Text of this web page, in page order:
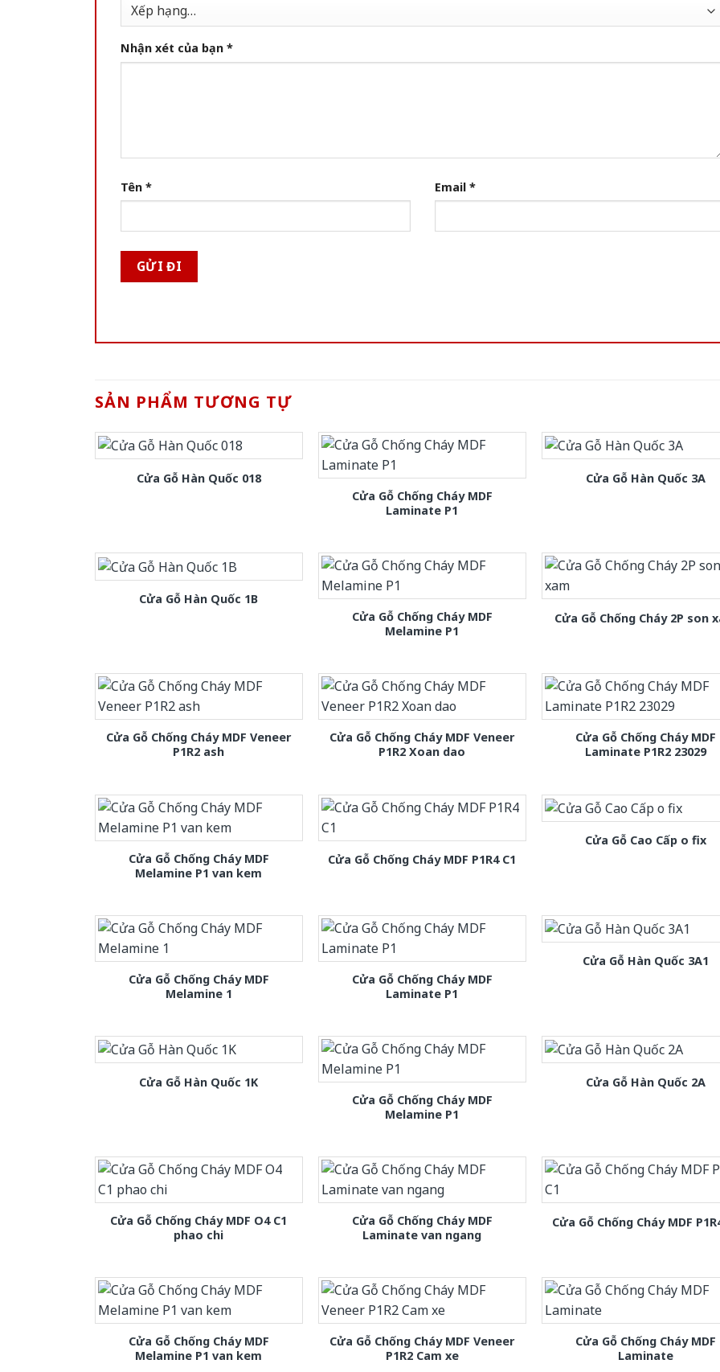
Nhận xét của bạn *
Tên * Email *
SẢN PHẨM TƯƠNG TỰ
Cửa Gỗ Hàn Quốc 018
Cửa Gỗ Chống Cháy MDF
Laminate P1
Cửa Gỗ Hàn Quốc 3A
Cửa Gỗ Hàn Quốc 1B
Cửa Gỗ Chống Cháy MDF
Melamine P1
Cửa Gỗ Chống Cháy 2P son
Cửa Gỗ Chống Cháy MDF Veneer
P1R2 ash
Cửa Gỗ Chống Cháy MDF Veneer
P1R2 Xoan dao
Cửa Gỗ Chống Cháy MDF
Laminate P1R2 23029
Cửa Gỗ Chống Cháy MDF
Melamine P1 van kem
Cửa Gỗ Chống Cháy MDF P1R4 C1
Cửa Gỗ Cao Cấp o fix
Cửa Gỗ Chống Cháy MDF
Melamine 1
Cửa Gỗ Chống Cháy MDF
Laminate P1
Cửa Gỗ Hàn Quốc 3A1
Cửa Gỗ Hàn Quốc 1K
Cửa Gỗ Chống Cháy MDF
Melamine P1
Cửa Gỗ Hàn Quốc 2A
Cửa Gỗ Chống Cháy MDF O4 C1
phao chi
Cửa Gỗ Chống Cháy MDF
Laminate van ngang
Cửa Gỗ Chống Cháy MDF
Cửa Gỗ Chống Cháy MDF
Melamine P1 van kem
Cửa Gỗ Chống Cháy MDF Veneer
P1R2 Cam xe
Cửa Gỗ Chống Cháy MDF
Laminate